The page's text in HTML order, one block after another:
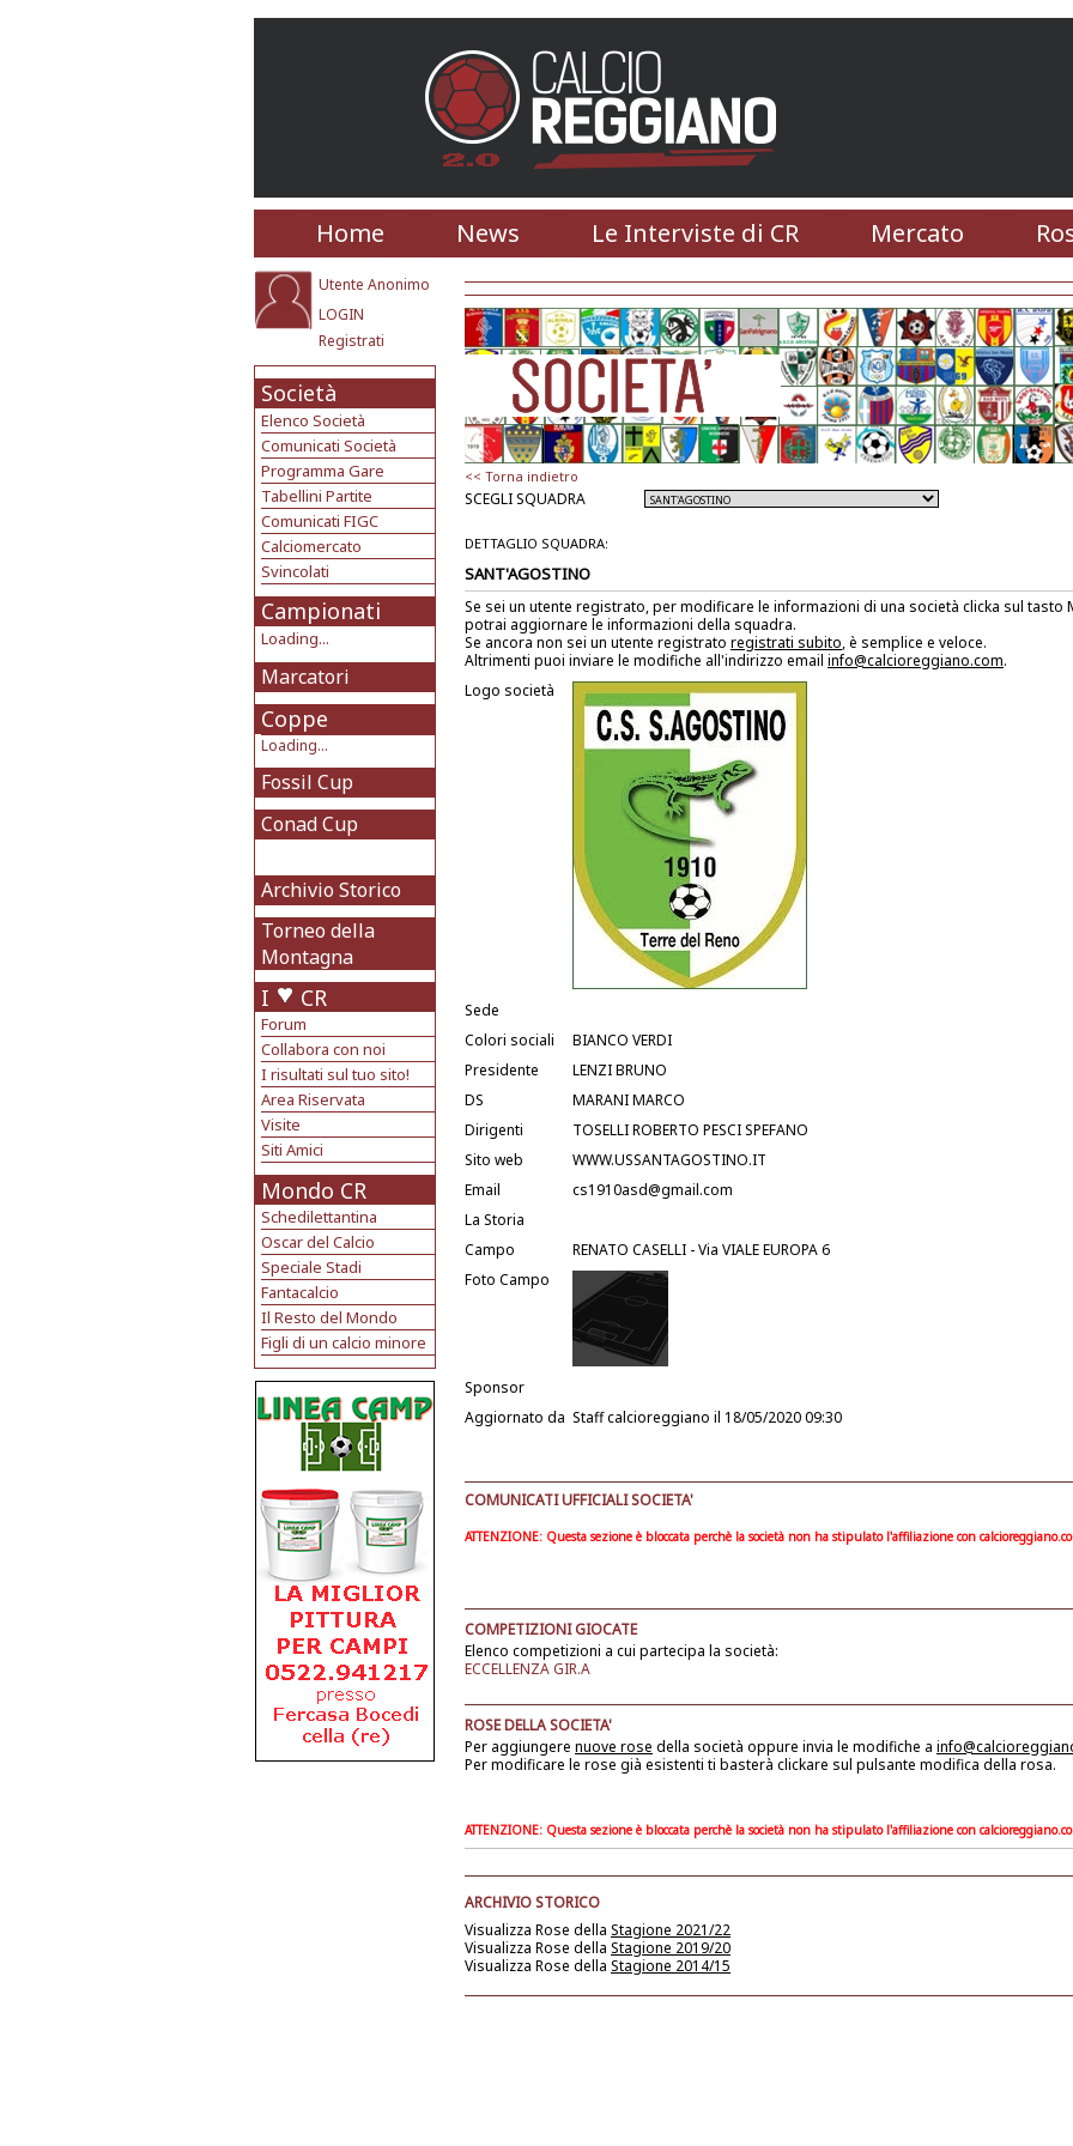
Home News Le Interviste di CR Mercato
Utente Anonimo
LOGIN
Registrati
Società
Elenco Società
Comunicati Società
Programma Gare
Tabellini Partite
Comunicati FIGC
Calciomercato
Svincolati
Campionati
Loading...
Marcatori
Coppe
Loading...
Fossil Cup
Conad Cup
Archivio Storico
Torneo della
Montagna
I CR
Forum
Collabora con noi
I risultati sul tuo sito!
Area Riservata
Visite
Siti Amici
Mondo CR
Schedilettantina
Oscar del Calcio
Speciale Stadi
Fantacalcio
Il Resto del Mondo
Figli di un calcio minore
<< Torna indietro
SCEGLI SQUADRA
DETTAGLIO SQUADRA:
SANT'AGOSTINO
Se sei un utente registrato, per modificare le informazioni di una società clicka sul tasto
potrai aggiornare le informazioni della squadra.
Se ancora non sei un utente registrato registrati subito, è semplice e veloce.
Altrimenti puoi inviare le modifiche all'indirizzo email info@calcioreggiano.com.
Logo società
Sede
Colori sociali
BIANCO VERDI
Presidente
LENZI BRUNO
DS
MARANI MARCO
Dirigenti
TOSELLI ROBERTO PESCI SPEFANO
Sito web
WWW.USSANTAGOSTINO.IT
Email
cs1910asd@gmail.com
La Storia
Campo
RENATO CASELLI - Via VIALE EUROPA 6
Foto Campo
Sponsor
Aggiornato da Staff calcioreggiano il 18/05/2020 09:30
COMUNICATI UFFICIALI SOCIETA'
ATTENZIONE: Questa sezione è bloccata perchè la società non ha stipulato l'affiliazione con
COMPETIZIONI GIOCATE
Elenco competizioni a cui partecipa la società:
ECCELLENZA GIR.A
ROSE DELLA SOCIETA'
Per aggiungere nuove rose della società oppure invia le modifiche a
Per modificare le rose già esistenti ti basterà clickare sul pulsante modifica della rosa.
ATTENZIONE: Questa sezione è bloccata perchè la società non ha stipulato l'affiliazione con
ARCHIVIO STORICO
Visualizza Rose della Stagione 2021/22
Visualizza Rose della Stagione 2019/20
Visualizza Rose della Stagione 2014/15